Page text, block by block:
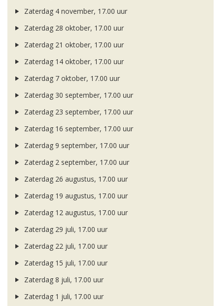
Zaterdag 4 november, 17.00 uur
Zaterdag 28 oktober, 17.00 uur
Zaterdag 21 oktober, 17.00 uur
Zaterdag 14 oktober, 17.00 uur
Zaterdag 7 oktober, 17.00 uur
Zaterdag 30 september, 17.00 uur
Zaterdag 23 september, 17.00 uur
Zaterdag 16 september, 17.00 uur
Zaterdag 9 september, 17.00 uur
Zaterdag 2 september, 17.00 uur
Zaterdag 26 augustus, 17.00 uur
Zaterdag 19 augustus, 17.00 uur
Zaterdag 12 augustus, 17.00 uur
Zaterdag 29 juli, 17.00 uur
Zaterdag 22 juli, 17.00 uur
Zaterdag 15 juli, 17.00 uur
Zaterdag 8 juli, 17.00 uur
Zaterdag 1 juli, 17.00 uur